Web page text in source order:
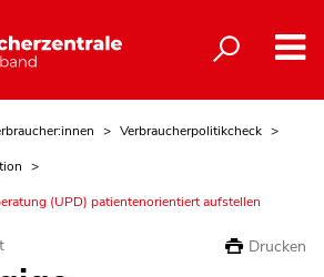
Verbraucherpolitikcheck
(UPD) patientenorientiert aufstellen
Drucken